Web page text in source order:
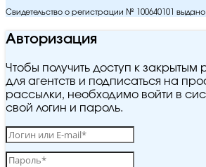
Свидетельство о регистрации № 100640101 выдано
Авторизация
Чтобы получить доступ к закрытым
для агентств и подписаться на
рассылки, необходимо войти в
свой логин и пароль.